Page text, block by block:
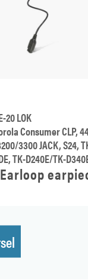
LOK
Consumer CLP,
3300 JACK, S24,
TK-D240E/TK-
Earloop